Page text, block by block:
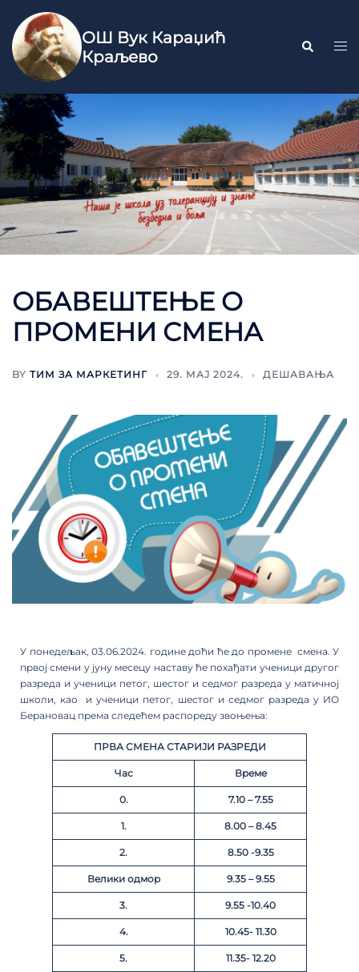
ОШ Вук Караџић
Краљево
ОБАВЕШТЕЊЕ O
ПРОМЕНИ СМЕНА
BY ТИМ ЗА МАРКЕТИНГ 29. МАЈ 2024. ДЕШАВАЊА
У понедељак, 03.06.2024. године доћи ће до промене смена. У
првој смени у јуну месецу наставу ће похађати ученици другог
разреда и ученици петог, шестог и седмог разреда у матичној
школи, као и ученици петог, шестог и седмог разреда у ИО
Берановац према следећем распореду звоњења:
ПРВА СМЕНА СТАРИЈИ РАЗРЕДИ
Час Време
0. 7.10 – 7.55
1. 8.00 – 8.45
2. 8.50 -9.35
Велики одмор 9.35 – 9.55
3. 9.55 -10.40
4. 10.45- 11.30
5. 11.35- 12.20